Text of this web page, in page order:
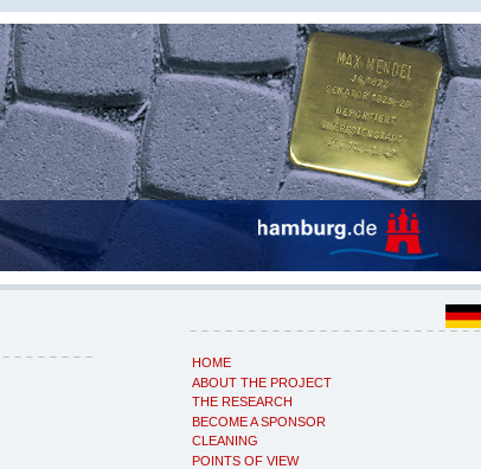
HOME
ABOUT THE PROJECT
THE RESEARCH
BECOME A SPONSOR
CLEANING
POINTS OF VIEW